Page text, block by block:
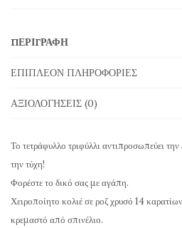
Χρυσό
ENC510
ποσότητα
ΠΕΡΙΓΡΑΦΉ
ΕΠΙΠΛΈΟΝ ΠΛΗΡΟΦΟΡΊΕΣ
ΑΞΙΟΛΟΓΉΣΕΙΣ (0)
Το τετράφυλλο τριφύλλι αντιπροσωπεύει
την τύχη!
Φορέστε το δικό σας με αγάπη.
Χειροποίητο κολιέ σε ροζ χρυσό 14
κρεμαστό από σπινέλιο.